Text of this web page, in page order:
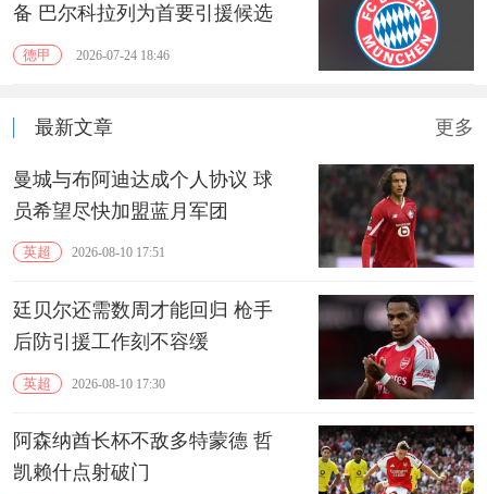
备 巴尔科拉‌列为首要引援候选
德甲 2026-07-24 18:46
最新文章 更多
曼城与布阿迪达成个人协议 球
员希望尽快加盟蓝月军团
英超 2026-08-10 17:51
廷贝尔还需数周才能回归 枪手
后防引援工作刻不容缓
英超 2026-08-10 17:30
阿森纳酋长杯不敌多特蒙德 哲
凯赖什点射破门